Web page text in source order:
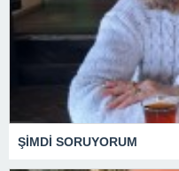
ŞİMDİ SORUYORUM